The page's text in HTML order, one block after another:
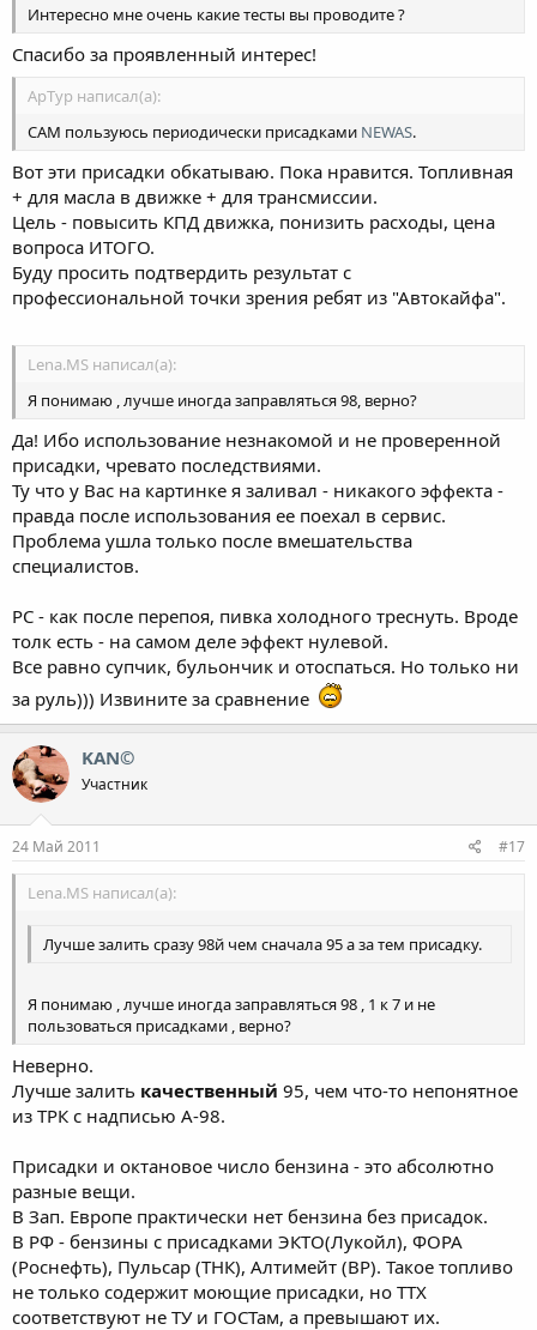
Интересно мне очень какие тесты вы проводите ?
Спасибо за проявленный интерес!
ApTyp написал(а):
САМ пользуюсь периодически присадками NEWAS.
Вот эти присадки обкатываю. Пока нравится. Топливная
+ для масла в движке + для трансмиссии.
Цель - повысить КПД движка, понизить расходы, цена
вопроса ИТОГО.
Буду просить подтвердить результат с
профессиональной точки зрения ребят из "Автокайфа".
Lena.MS написал(а):
Я понимаю , лучше иногда заправляться 98, верно?
Да! Ибо использование незнакомой и не проверенной
присадки, чревато последствиями.
Ту что у Вас на картинке я заливал - никакого эффекта -
правда после использования ее поехал в сервис.
Проблема ушла только после вмешательства
специалистов.
РС - как после перепоя, пивка холодного треснуть. Вроде
толк есть - на самом деле эффект нулевой.
Все равно супчик, бульончик и отоспаться. Но только ни
за руль))) Извините за сравнение
KAN©
Участник
24 Май 2011 #17
Lena.MS написал(а):
Лучше залить сразу 98й чем сначала 95 а за тем присадку.
Я понимаю , лучше иногда заправляться 98 , 1 к 7 и не
пользоваться присадками , верно?
Неверно.
Лучше залить качественный 95, чем что-то непонятное
из ТРК с надписью А-98.
Присадки и октановое число бензина - это абсолютно
разные вещи.
В Зап. Европе практически нет бензина без присадок.
В РФ - бензины с присадками ЭКТО(Лукойл), ФОРА
(Роснефть), Пульсар (ТНК), Алтимейт (ВР). Такое топливо
не только содержит моющие присадки, но ТТХ
соответствуют не ТУ и ГОСТам, а превышают их.